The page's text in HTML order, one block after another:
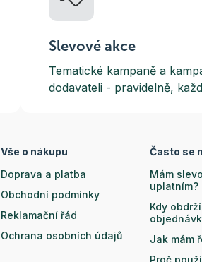
Slevové akce
Tematické kampaně a
dodavateli - pravidelně,
Vše o nákupu
Doprava a platba
Obchodní podmínky
Reklamační řád
Ochrana osobních údajů
Často se
Mám
uplatním?
Kdy
Jak mám
Proč